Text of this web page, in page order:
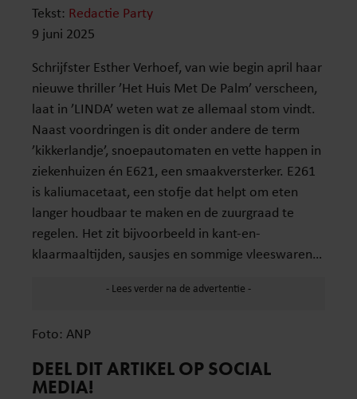
Tekst: Redactie Party
9 juni 2025
Schrijfster Esther Verhoef, van wie begin april haar
nieuwe thriller ’Het Huis Met De Palm’ verscheen,
laat in ’LINDA’ weten wat ze allemaal stom vindt.
Naast voordringen is dit onder andere de term
’kikkerlandje’, snoepautomaten en vette happen in
ziekenhuizen én E621, een smaakversterker. E261
is kaliumacetaat, een stofje dat helpt om eten
langer houdbaar te maken en de zuurgraad te
regelen. Het zit bijvoorbeeld in kant-en-
klaarmaaltijden, sausjes en sommige vleeswaren…
Foto: ANP
DEEL DIT ARTIKEL OP SOCIAL
MEDIA!